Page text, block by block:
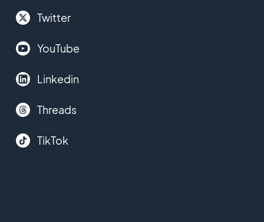
Twitter
YouTube
Linkedin
Threads
TikTok